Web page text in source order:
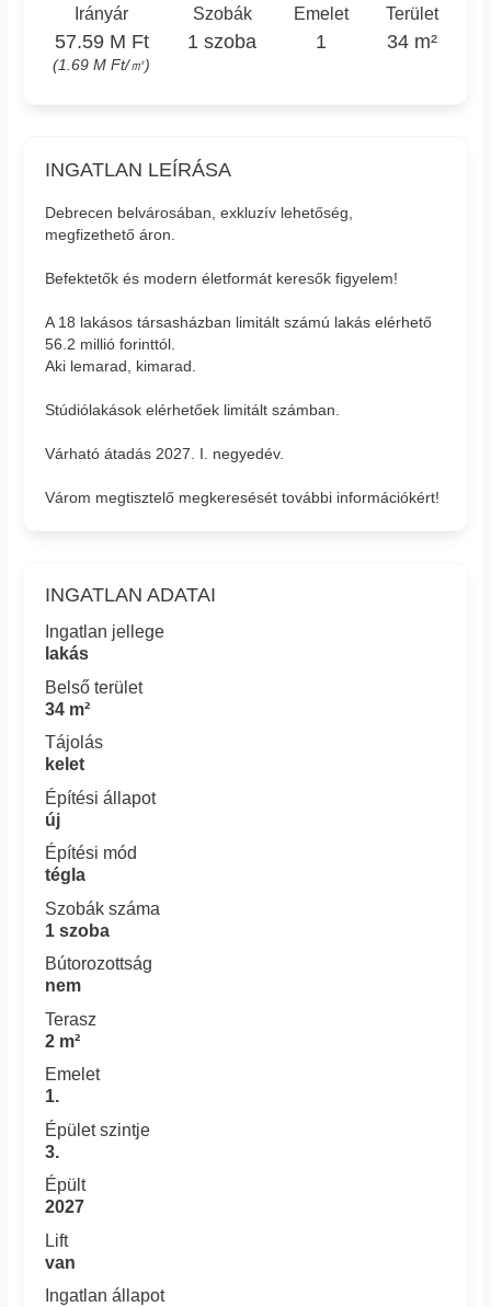
Irányár
57.59 M Ft
(1.69 M Ft/㎡)
Szobák
1 szoba
Emelet
1
Terület
34 m²
INGATLAN LEÍRÁSA
Debrecen belvárosában, exkluzív lehetőség,
megfizethető áron.
Befektetők és modern életformát keresők figyelem!
A 18 lakásos társasházban limitált számú lakás elérhető
56.2 millió forinttól.
Aki lemarad, kimarad.
Stúdiólakások elérhetőek limitált számban.
Várható átadás 2027. I. negyedév.
Várom megtisztelő megkeresését további információkért!
INGATLAN ADATAI
Ingatlan jellege
lakás
Belső terület
34 m²
Tájolás
kelet
Építési állapot
új
Építési mód
tégla
Szobák száma
1 szoba
Bútorozottság
nem
Terasz
2 m²
Emelet
1.
Épület szintje
3.
Épült
2027
Lift
van
Ingatlan állapot